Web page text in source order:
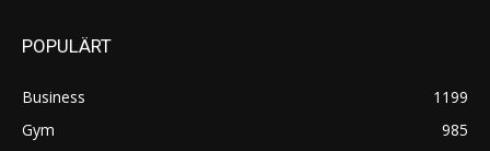
POPULÄRT
Business
1199
Gym
985